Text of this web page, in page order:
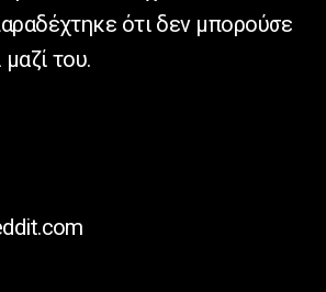
ότι δεν μπορούσε
του.